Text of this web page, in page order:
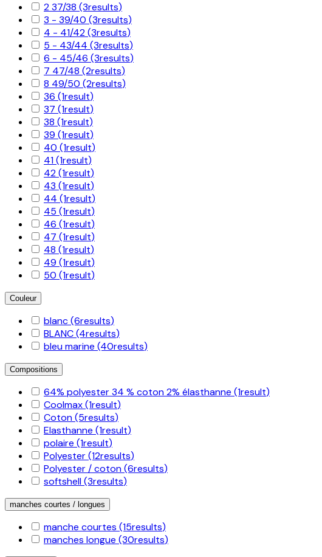
2 37/38 (3results)
3 - 39/40 (3results)
4 - 41/42(3results)
5 - 43/44 (3results)
6 - 45/46 (3results)
7 47/48 (2results)
8 49/50 (2results)
36 (1result)
37 (1result)
38 (1result)
39 (1result)
40 (1result)
41(1result)
42(1result)
43 (1result)
44 (1result)
45 (1result)
46 (1result)
47 (1result)
48 (1result)
49 (1result)
50 (1result)
Couleur
blanc(6results)
BLANC(4results)
bleu marine (40results)
Compositions
64% polyester 34 % coton 2% élasthanne (1result)
Coolmax(1result)
Coton(5results)
Elasthanne (1result)
polaire (1result)
Polyester(12results)
Polyester / coton(6results)
softshell(3results)
manches courtes / longues
manche courtes (15results)
manches longue (30results)